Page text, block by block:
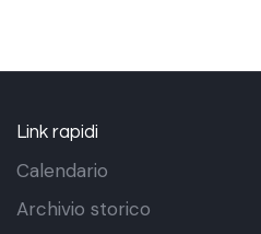
Link rapidi
Calendario
Archivio storico